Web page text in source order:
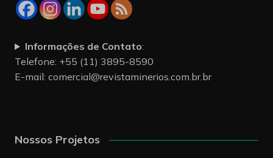
Informações de Contato:
Telefone: +55 (11) 3895-8590
E-mail: comercial@revistaminerios.com.br.br
Nossos Projetos